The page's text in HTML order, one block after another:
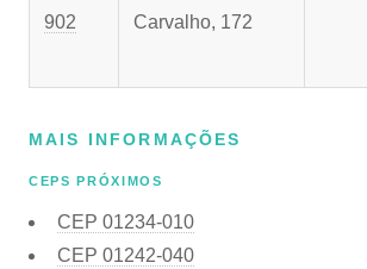
902
Carvalho, 172
MAIS INFORMAÇÕES
CEPS PRÓXIMOS
CEP 01234-010
CEP 01242-040